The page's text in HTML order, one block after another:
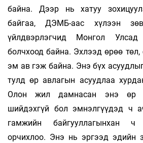
байна. Дээр нь хатуу
байгаа, ДЭМБ-аас хүлээн
үйлдвэрлэгчид Монгол
болчхоод байна. Эхлээд өрөө төл,
эм ав гэж байна. Энэ бүх
тулд өр авлагын асуудлаа
Олон жил дамнасан энэ өр
шийдэхгүй бол эмнэлгүүдэд ч
гамжийн байгууллагынхан
орчихлоо. Энэ нь эргээд эдийн